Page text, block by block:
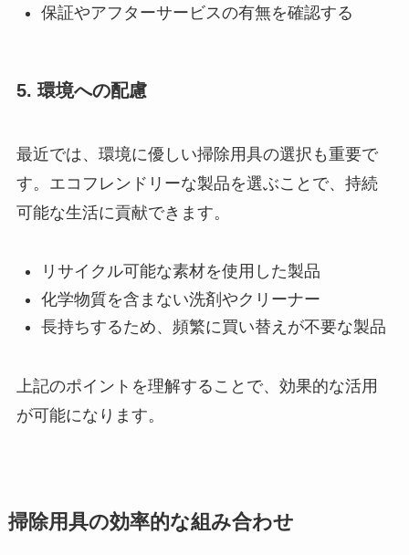
保証やアフターサービスの有無を確認する
5. 環境への配慮
最近では、環境に優しい掃除用具の選択も重要で
す。エコフレンドリーな製品を選ぶことで、持続
可能な生活に貢献できます。
リサイクル可能な素材を使用した製品
化学物質を含まない洗剤やクリーナー
長持ちするため、頻繁に買い替えが不要な製品
上記のポイントを理解することで、効果的な活用
が可能になります。
掃除用具の効率的な組み合わせ